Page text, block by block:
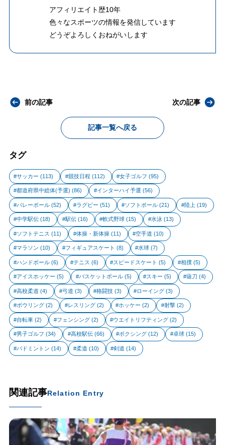
アフィリエイト歴10年
色々なスポーツの情報を発信しています
どうぞよろしくおねがいします
前の記事
記事一覧へ戻る
次の記事
タグ
サッカー (113) 競技日程 (112) 女子ゴルフ (95)
都道府県中総体(予選) (86) インターハイ予選 (56)
バレーボール (52) ラグビー (51) ソフトボール (21) 陸上 (19)
中学駅伝 (18) 駅伝(16) 軟式野球 (15) 水泳 (13)
ソフトテニス (11) 体操・新体操(11) 空手道 (10)
マラソン (10) フィギュアスケート (8) 水球 (7)
ハンドボール (6) テニス (6) スピードスケート (5) 相撲(5)
アイスホッケー (5) バスケットボール(5) スキー (5) 薙刀 (4)
高校柔道 (4) 弓道 (3) 格闘技 (3) ローイング(3)
ボウリング (2) レスリング(2) ホッケー (2) 射撃(2)
自転車 (2) フェンシング(2) ウエイトリフティング (2)
男子ゴルフ (34) 高校駅伝(66) ボクシング (12) 卓球(15)
バドミントン (14) 柔道 (10) 剣道 (14)
関連記事Relation Entry